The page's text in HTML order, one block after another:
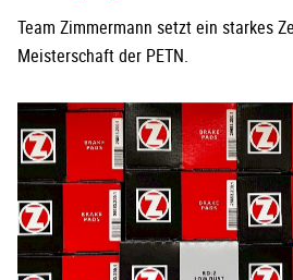
Team Zimmermann setzt ein starkes
Meisterschaft der PETN.